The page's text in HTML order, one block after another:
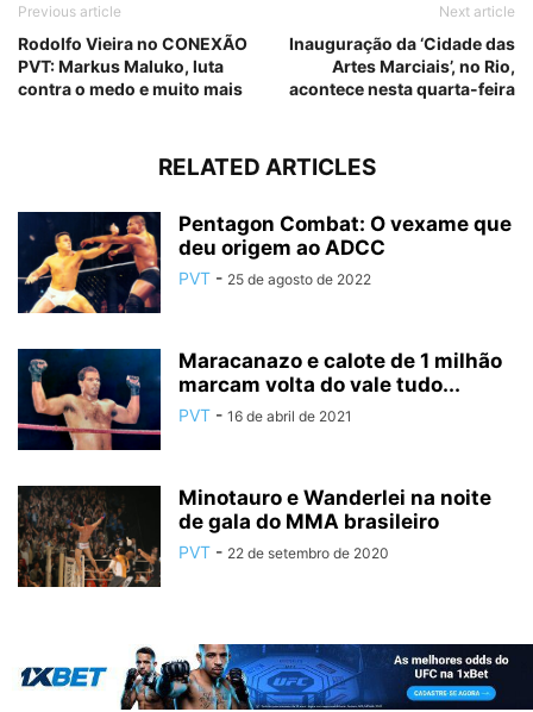
Previous article
Rodolfo Vieira no CONEXÃO
PVT: Markus Maluko, luta
contra o medo e muito mais
Next article
Inauguração da ‘Cidade das
Artes Marciais’, no Rio,
acontece nesta quarta-feira
RELATED ARTICLES
Pentagon Combat: O vexame que
deu origem ao ADCC
PVT - 25 de agosto de 2022
Maracanazo e calote de 1 milhão
marcam volta do vale tudo...
PVT - 16 de abril de 2021
Minotauro e Wanderlei na noite
de gala do MMA brasileiro
PVT - 22 de setembro de 2020